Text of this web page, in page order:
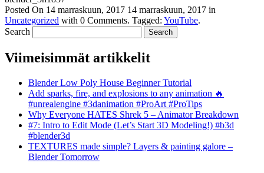
Posted On 14 marraskuun, 2017 14 marraskuun, 2017 in
Uncategorized with 0 Comments. Tagged: YouTube.
Search
Viimeisimmät artikkelit
Blender Low Poly House Beginner Tutorial
Add sparks, fire, and explosions to any animation 🔥
#unrealengine #3danimation #ProArt #ProTips
Why Everyone HATES Shrek 5 – Animator Breakdown
#7: Intro to Edit Mode (Let’s Start 3D Modeling!) #b3d
#blender3d
TEXTURES made simple? Layers & painting galore –
Blender Tomorrow